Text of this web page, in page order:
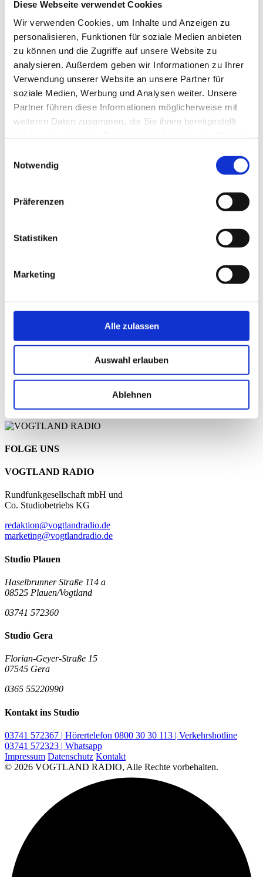
Diese Webseite verwendet Cookies
Wir verwenden Cookies, um Inhalte und Anzeigen zu
personalisieren, Funktionen für soziale Medien anbieten
zu können und die Zugriffe auf unsere Website zu
analysieren. Außerdem geben wir Informationen zu Ihrer
Verwendung unserer Website an unsere Partner für
soziale Medien, Werbung und Analysen weiter. Unsere
Partner führen diese Informationen möglicherweise mit
weiteren Daten zusammen, die Sie ihnen bereitgestellt
Notwendig
Präferenzen
Statistiken
Marketing
Alle zulassen
Auswahl erlauben
Ablehnen
Sie sind selbst Veranstalter und wollen Ihr Event bei uns
bekanntmachen? Dann schreiben Sie es uns
anfreizeit@vogtlandradio.de.
Hier finden Sie weitere Freizeittipps
AKTUELLE FREIZEITTIPPS
FOLGEN
Folge anhören
Ron Tamme (Nachrichten)
FOLGE UNS
VOGTLAND RADIO
Rundfunkgesellschaft mbH und
Co. Studiobetriebs KG
redaktion@vogtlandradio.de
marketing@vogtlandradio.de
Studio Plauen
Haselbrunner Straße 114 a
08525 Plauen/Vogtland
03741 572360
Studio Gera
Florian-Geyer-Straße 15
07545 Gera
0365 55220990
Kontakt ins Studio
03741 572367 | Hörertelefon 0800 30 30 113 | Verkehrshotline
03741 572323 | Whatsapp
Impressum Datenschutz Kontakt
© 2026 VOGTLAND RADIO, Alle Rechte vorbehalten.